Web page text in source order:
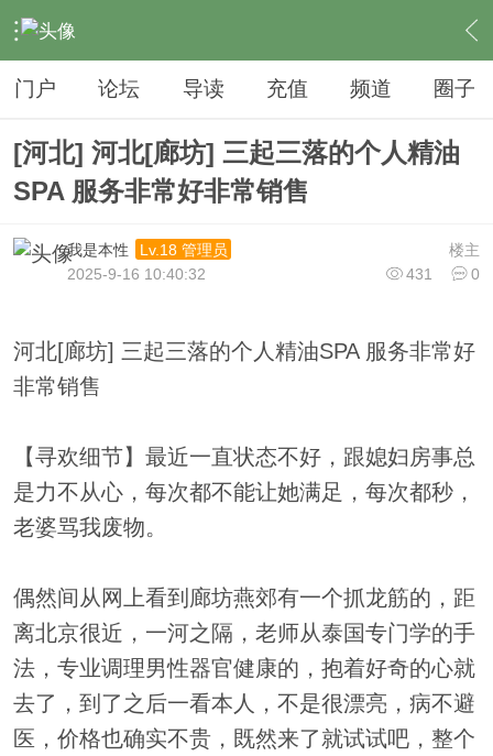
› 夜生活 › SPA › 内容
门户 论坛 导读 充值 频道 圈子
[河北] 河北[廊坊] 三起三落的个人精油
SPA 服务非常好非常销售
楼主
我是本性
Lv.18 管理员
431
0
2025-9-16 10:40:32
河北[廊坊] 三起三落的个人精油SPA 服务非常好
非常销售
【寻欢细节】最近一直状态不好，跟媳妇房事总
是力不从心，每次都不能让她满足，每次都秒，
老婆骂我废物。
偶然间从网上看到廊坊燕郊有一个抓龙筋的，距
离北京很近，一河之隔，老师从泰国专门学的手
法，专业调理男性器官健康的，抱着好奇的心就
去了，到了之后一看本人，不是很漂亮，病不避
医，价格也确实不贵，既然来了就试试吧，整个